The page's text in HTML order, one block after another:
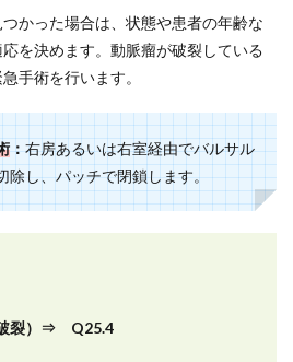
かった場合は、状態や患者の年齢な
を決めます。動脈瘤が破裂している
手術を行います。
：右房あるいは右室経由でバルサル
除し、パッチで閉鎖します。
破裂）⇒ Q25.4